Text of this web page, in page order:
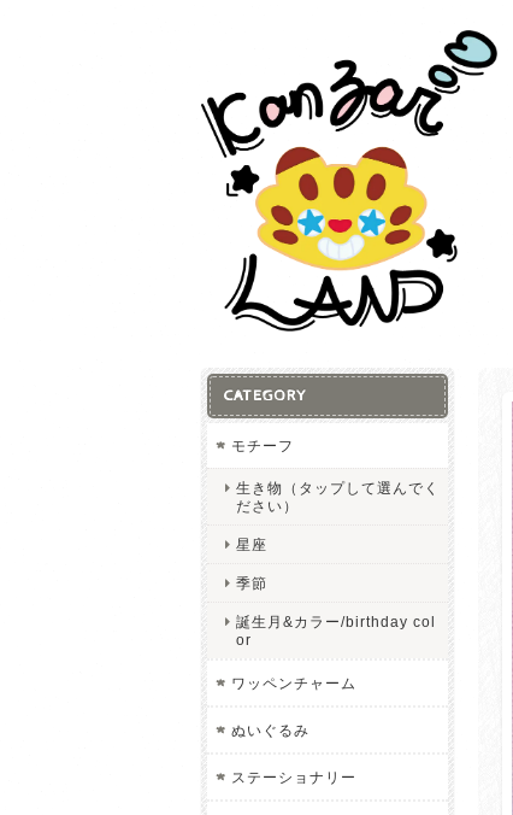
CATEGORY
モチーフ
生き物（タップして選んでく
ださい）
星座
季節
誕生月&カラー/birthday col
or
ワッペンチャーム
ぬいぐるみ
ステーショナリー